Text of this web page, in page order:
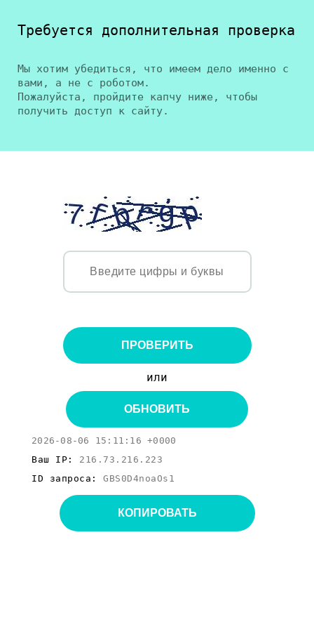
Требуется дополнительная проверка
Мы хотим убедиться, что имеем дело именно с
вами, а не с роботом.
Пожалуйста, пройдите капчу ниже, чтобы
получить доступ к сайту.
ПРОВЕРИТЬ
или
ОБНОВИТЬ
2026-08-06 15:11:16 +0000
Ваш IP: 216.73.216.223
ID запроса: GBS0D4noaOs1
КОПИРОВАТЬ